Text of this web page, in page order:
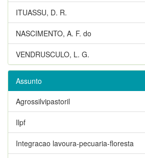
ITUASSU, D. R.
NASCIMENTO, A. F. do
VENDRUSCULO, L. G.
Assunto
Agrossilvipastoril
Ilpf
Integracao lavoura-pecuaria-floresta